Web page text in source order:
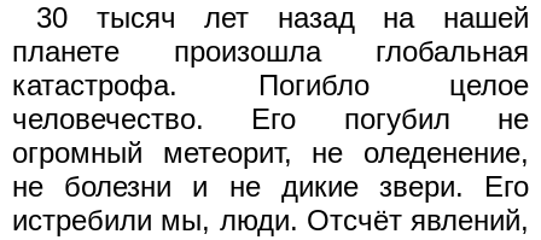
30 тысяч лет назад на нашей
планете произошла глобальная
катастрофа. Погибло целое
человечество. Его погубил не
огромный метеорит, не оледенение,
не болезни и не дикие звери. Его
истребили мы, люди. Отсчёт явлений,